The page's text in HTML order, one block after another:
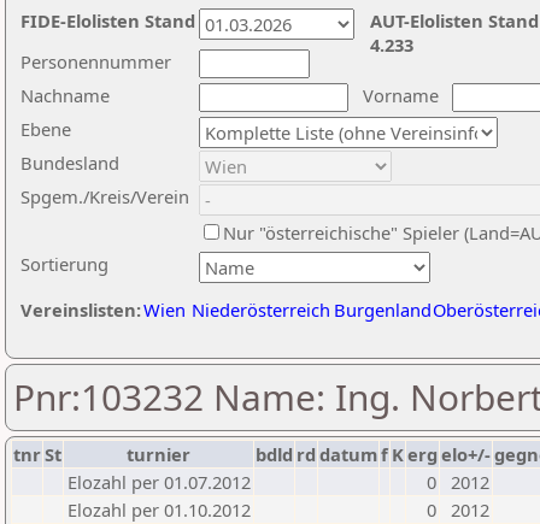
Nachname
Vorname
Ebene
Sortierung
Personennummer
Bundesland
Spgem./Kreis/Verein
Nur "österreichische" Spieler
Vereinslisten:Wien Niederösterreich Burgenland
AUT-Elolisten
4.233
FIDE-Elolisten Stand
Pnr:103232 Name: Ing.
tnrSt turnier bdld rd datumf Kerg elo+/-
Elozahl per 01.07.2012
0 2012
Elozahl per 01.10.2012
0 2012